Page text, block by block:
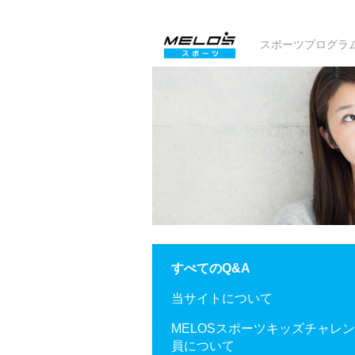
スポーツプログラ
すべてのQ&A
当サイトについて
MELOSスポーツキッズチャレ
員について